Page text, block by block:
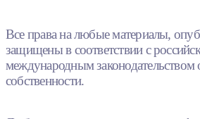
Все права на любые материалы,
защищены в соответствии с
международным законодательством
собственности.